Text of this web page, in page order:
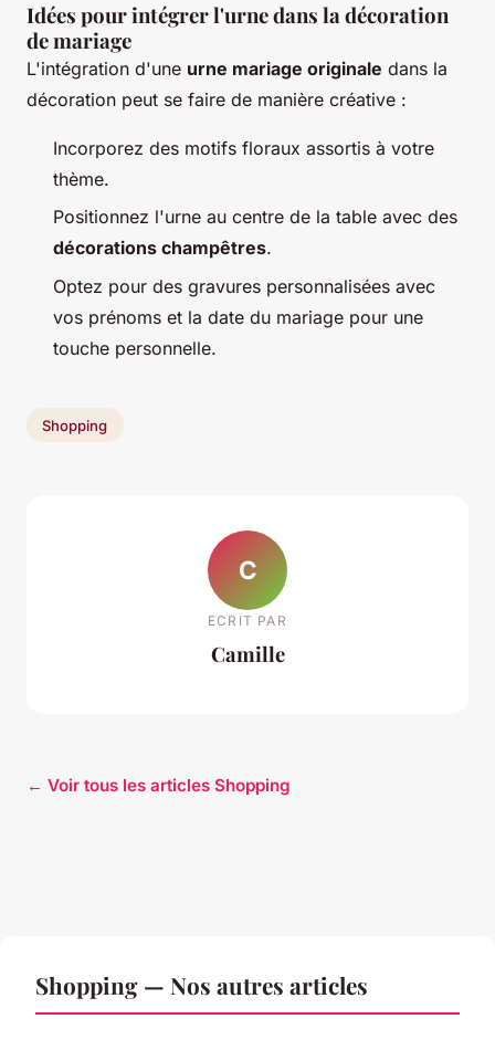
Idées pour intégrer l'urne dans la décoration
de mariage
L'intégration d'une urne mariage originale dans la
décoration peut se faire de manière créative :
Incorporez des motifs floraux assortis à votre
thème.
Positionnez l'urne au centre de la table avec des
décorations champêtres.
Optez pour des gravures personnalisées avec
vos prénoms et la date du mariage pour une
touche personnelle.
Shopping
C
ECRIT PAR
Camille
← Voir tous les articles Shopping
Shopping — Nos autres articles